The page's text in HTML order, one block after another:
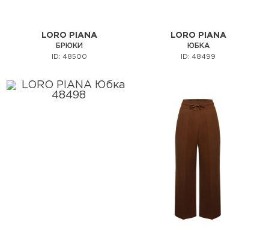
LORO PIANA
БРЮКИ
ID: 48500
LORO PIANA
ЮБКА
ID: 48499